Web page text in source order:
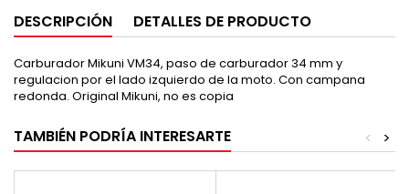
DESCRIPCIÓN DETALLES DE PRODUCTO
Carburador Mikuni VM34, paso de carburador 34 mm y
regulacion por el lado izquierdo de la moto. Con campana
redonda. Original Mikuni, no es copia
TAMBIÉN PODRÍA INTERESARTE >
<